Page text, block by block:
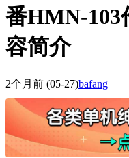
番HMN-103
容简介
2个月前 (05-27)bafang